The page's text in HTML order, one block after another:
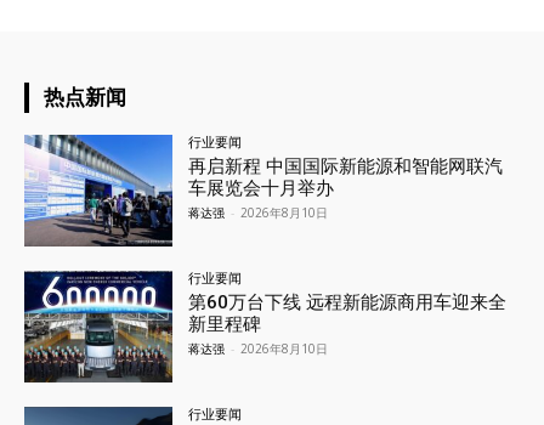
热点新闻
行业要闻
再启新程 中国国际新能源和智能网联汽
车展览会十月举办
蒋达强 - 2026年8月10日
行业要闻
第60万台下线 远程新能源商用车迎来全
新里程碑
蒋达强 - 2026年8月10日
行业要闻